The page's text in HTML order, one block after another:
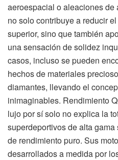
aeroespacial o aleaciones
no solo contribuye a reducir
superior, sino que también
una sensación de solidez
casos, incluso se pueden
hechos de materiales
diamantes, llevando el
inimaginables. Rendimiento
lujo por sí solo no explica la
superdeportivos de alta
de rendimiento puro. Sus
desarrollados a medida por